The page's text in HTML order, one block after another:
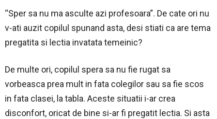
“Sper sa nu ma asculte azi profesoara”. De cate ori nu
v-ati auzit copilul spunand asta, desi stiati ca are tema
pregatita si lectia invatata temeinic?
De multe ori, copilul spera sa nu fie rugat sa
vorbeasca prea mult in fata colegilor sau sa fie scos
in fata clasei, la tabla. Aceste situatii i-ar crea
disconfort, oricat de bine si-ar fi pregatit lectia. Si asta